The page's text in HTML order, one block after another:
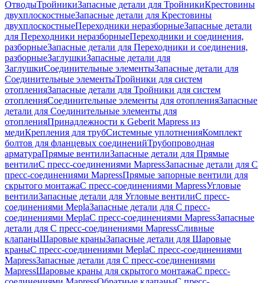
ОтводыТройникиЗапасные детали для ТройникиКрестовины
двухплоскостныеЗапасные детали для Крестовины
двухплоскостныеПереходники неразборныеЗапасные детали
для Переходники неразборныеПереходники и соединения,
разборныеЗапасные детали для Переходники и соединения,
разборныеЗаглушкиЗапасные детали для
ЗаглушкиСоединительные элементыЗапасные детали для
Соединительные элементыТройники для систем
отопленияЗапасные детали для Тройники для систем
отопленияСоединительные элементы для отопленияЗапасные
детали для Соединительные элементы для
отопленияПринадлежности к Geberit Mapress из
медиКрепления для трубСистемные уплотненияКомплект
болтов для фланцевых соединенийТрубопроводная
арматураПрямые вентилиЗапасные детали для Прямые
вентилиС пресс-соединениями MapressЗапасные детали для С
пресс-соединениями MapressПрямые запорные вентили для
скрытого монтажаС пресс-соединениями MapressУгловые
вентилиЗапасные детали для Угловые вентилиС пресс-
соединениями MeplaЗапасные детали для С пресс-
соединениями MeplaС пресс-соединениями MapressЗапасные
детали для С пресс-соединениями MapressСливные
клапаныШаровые краныЗапасные детали для Шаровые
краныС пресс-соединениями MeplaС пресс-соединениями
MapressЗапасные детали для С пресс-соединениями
MapressШаровые краны для скрытого монтажаС пресс-